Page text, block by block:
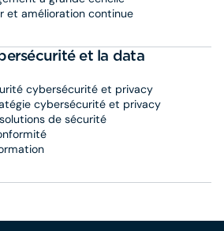
et amélioration continue
et la data
cybersécurité et privacy
cybersécurité et privacy
de sécurité